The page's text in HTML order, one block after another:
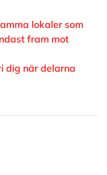
lokaler som
fram mot
dig när delarna